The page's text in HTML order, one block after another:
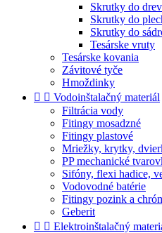
Skrutky do
Skrutky do
Skrutky do
Tesárske vruty
Tesárske kovania
Závitové tyče
Hmoždinky
  Vodoinštalačný materiál
Filtrácia vody
Fitingy mosadzné
Fitingy plastové
Mriežky, krytky,
PP mechanické
Sifóny, flexi hadice,
Vodovodné batérie
Fitingy pozink a
Geberit
  Elektroinštalačný